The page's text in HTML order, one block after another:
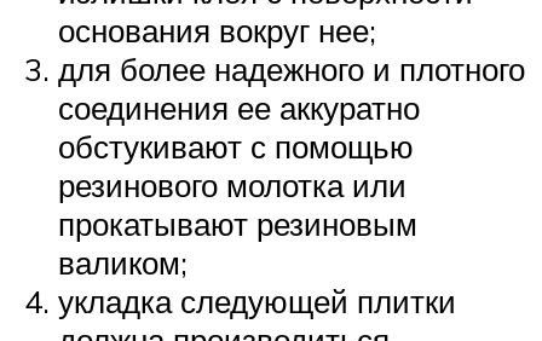
основания вокруг нее;
для более надежного и плотного
соединения ее аккуратно
обстукивают с помощью
резинового молотка или
прокатывают резиновым
валиком;
укладка следующей плитки